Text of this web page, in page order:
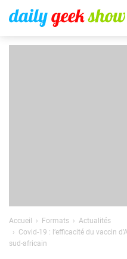
Accueil Formats
Actualités
Covid-19 : l’efficacité du vaccin
sud-africain